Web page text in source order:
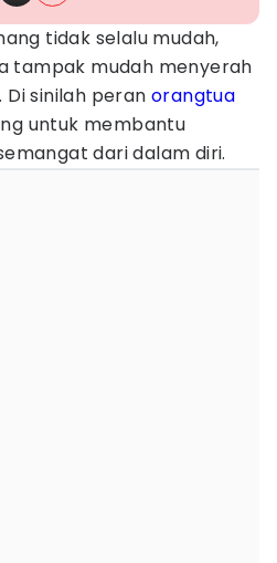
tidak selalu mudah,
tampak mudah menyerah
sinilah peran orangtua
untuk membantu
dari dalam diri.